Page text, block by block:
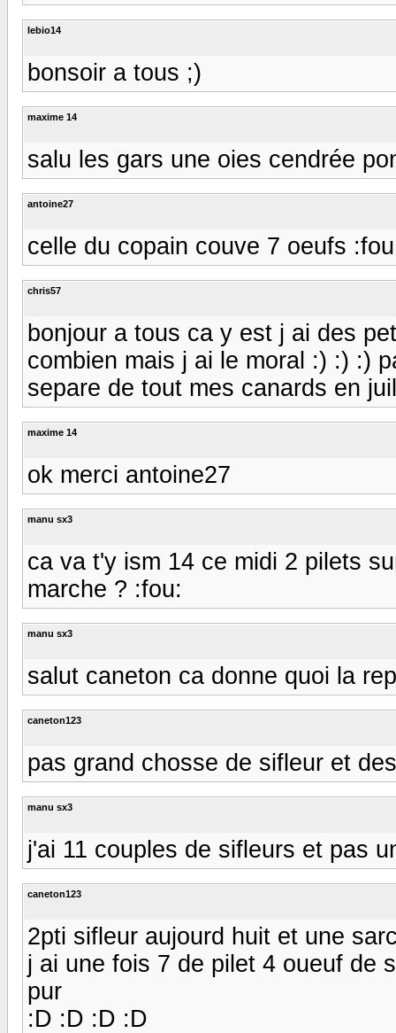
lebio14
bonsoir a tous ;)
maxime 14
salu les gars une oies cendrée
antoine27
celle du copain couve 7 oeufs
chris57
bonjour a tous ca y est j ai des
combien mais j ai le moral :) :) :)
separe de tout mes canards en
maxime 14
ok merci antoine27
manu sx3
ca va t'y ism 14 ce midi 2 pilets
marche ? :fou:
manu sx3
salut caneton ca donne quoi la
caneton123
pas grand chosse de sifleur et
manu sx3
j'ai 11 couples de sifleurs et pas
caneton123
2pti sifleur aujourd huit et une
j ai une fois 7 de pilet 4 oueuf de
pur
:D :D :D :D